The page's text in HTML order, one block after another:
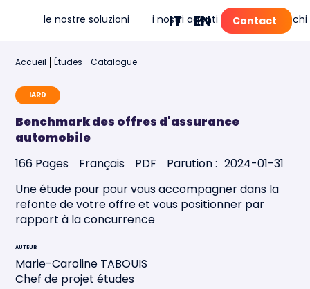
le nostre soluzioni i nostri agenti IA mia chi
IT EN FR PT
Contact
IARD
Benchmark des offres d'assurance
automobile
166 Pages
Français PDF Parution : 2024-01-31
Une étude pour pour vous accompagner dans la
refonte de votre offre et vous positionner par
rapport à la concurrence
AUTEUR
Marie-Caroline TABOUIS
Chef de projet études
Accueil Études Catalogue